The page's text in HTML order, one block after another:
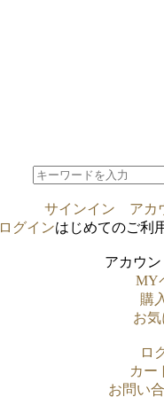
サインイン
アカ
ログインはじめてのご利
アカウ
MY
購
お気
ロ
カー
お問い